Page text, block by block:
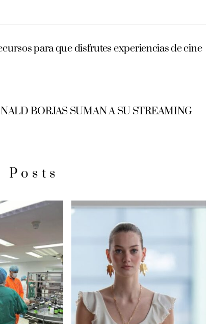
para que disfrutes experiencias de cine
BORJAS SUMAN A SU STREAMING
Posts